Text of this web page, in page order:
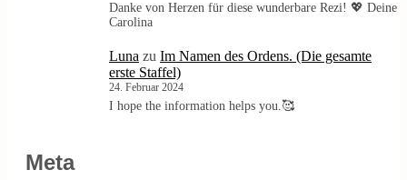
Danke von Herzen für diese wunderbare Rezi! 💖 Deine
Carolina
Luna zu Im Namen des Ordens. (Die gesamte
erste Staffel)
24. Februar 2024
I hope the information helps you.🥰
Meta